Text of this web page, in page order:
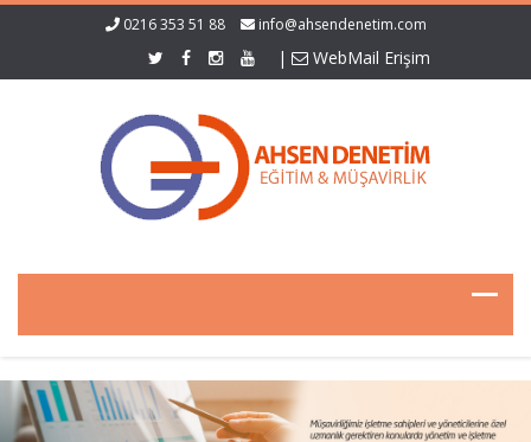
0216 353 51 88 info@ahsendenetim.com
| WebMail Erişim